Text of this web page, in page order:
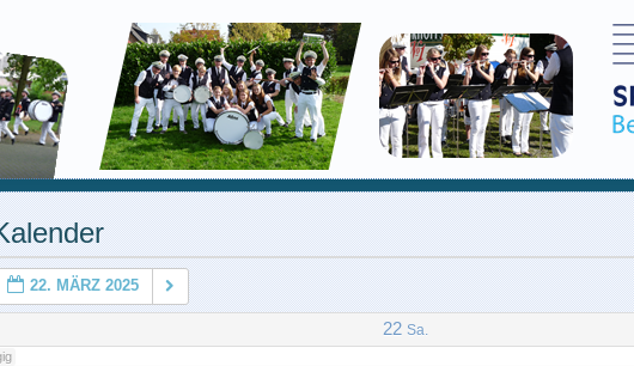
22. MÄRZ 2025
22 Sa.